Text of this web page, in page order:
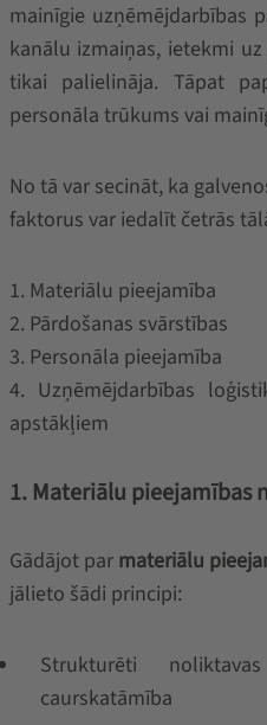
mainīgie uzņēmējdarbības
kanālu izmaiņas, ietekmi
tikai palielināja. Tāpat
personāla trūkums vai
No tā var secināt, ka
faktorus var iedalīt četrās
1. Materiālu pieejamība
2. Pārdošanas svārstības
3. Personāla pieejamība
4. Uzņēmējdarbības
apstākļiem
1. Materiālu pieejamības
Gādājot par materiālu
jālieto šādi principi:
Strukturēti
caurskatāmība